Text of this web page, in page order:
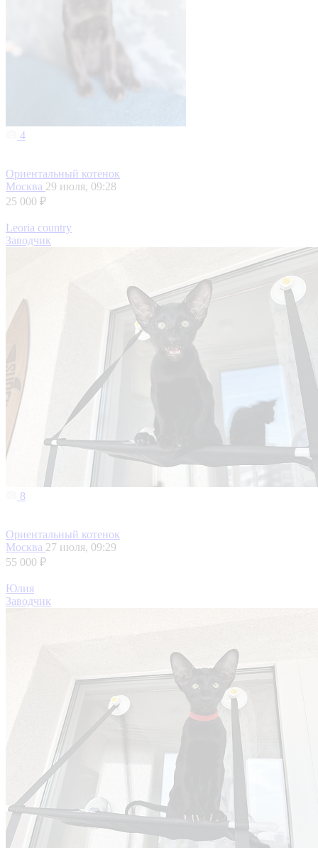
4
Ориентальный котенок
Москва 29 июля, 09:28
25 000 ₽
Leoria country
Заводчик
8
Ориентальный котенок
Москва 27 июля, 09:29
55 000 ₽
Юлия
Заводчик